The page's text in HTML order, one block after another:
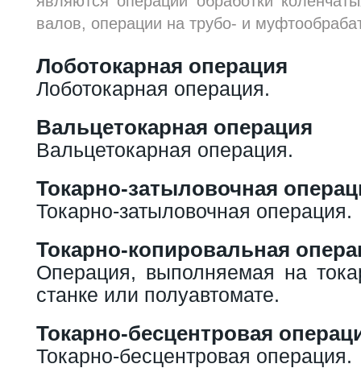
валов, операции на трубо- и
Лоботокарная операция
Лоботокарная операция.
Вальцетокарная операция
Вальцетокарная операция.
Токарно-затыловочная
Токарно-затыловочная операция.
Токарно-копировальная
Операция, выполняемая на
станке или полуавтомате.
Токарно-бесцентровая
Токарно-бесцентровая операция.